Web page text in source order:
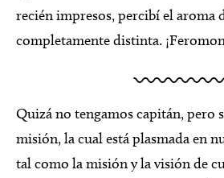
recién impresos, percibí el aroma
completamente distinta.
Quizá no tengamos capitán, pero
misión, la cual está plasmada en
tal como la misión y la visión de